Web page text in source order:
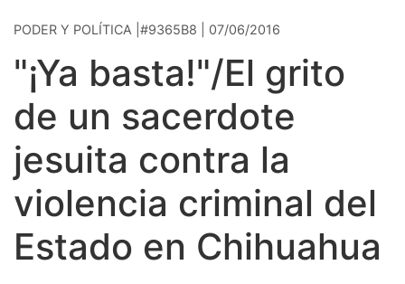
PODER Y POLÍTICA |#9365B8 | 07/06/2016
"¡Ya basta!"/El grito
de un sacerdote
jesuita contra la
violencia criminal del
Estado en Chihuahua